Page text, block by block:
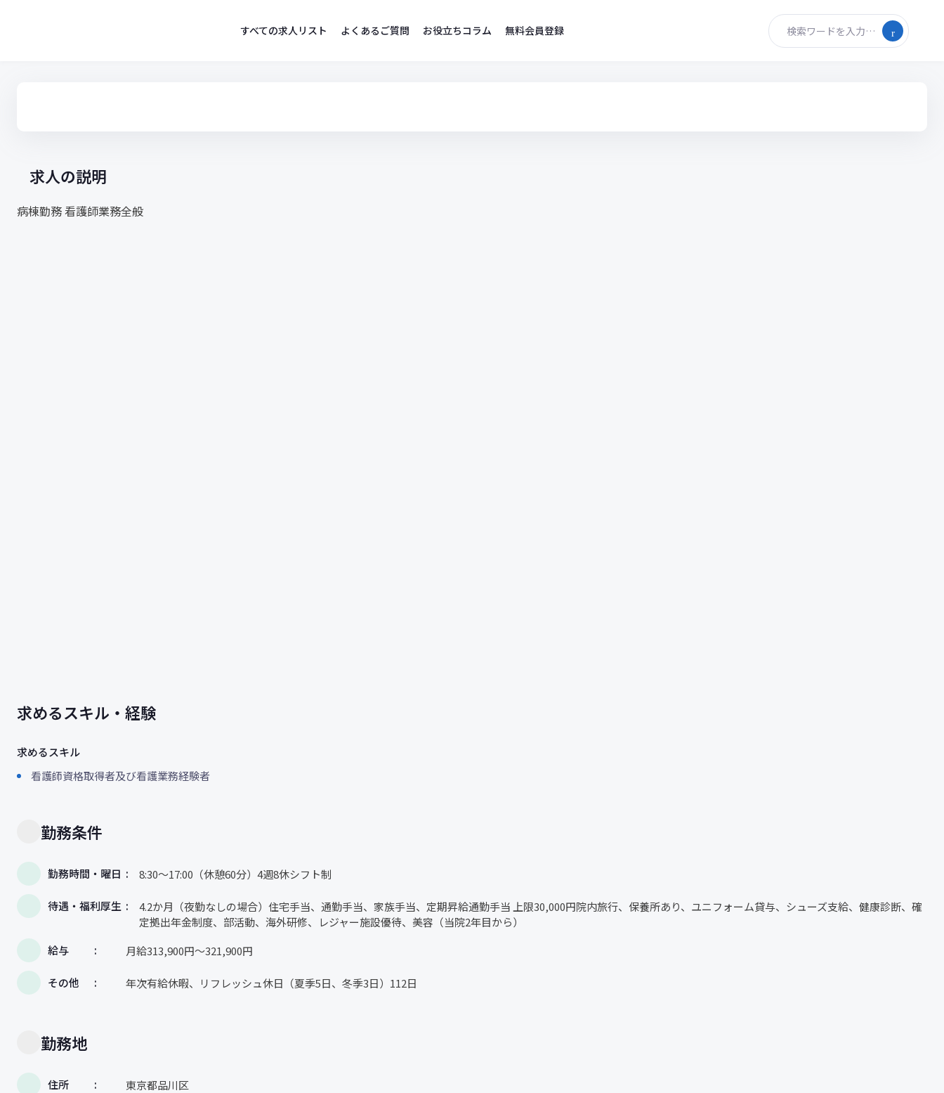
すべての求人リスト よくあるご質問 お役立ちコラム 無料会員登録 検索ワードを入力…
求人の説明
病棟勤務 看護師業務全般
求めるスキル・経験
求めるスキル
看護師資格取得者及び看護業務経験者
勤務条件
勤務時間・曜日 8:30〜17:00（休憩60分）4週8休シフト制
待遇・福利厚生
4.2か月（夜勤なしの場合）住宅手当、通勤手当、家族手当、定期昇給通勤手当 上限30,000円院内旅行、保養所あり、ユニフォーム貸与、シューズ支給、健康診断、確
定拠出年金制度、部活動、海外研修、レジャー施設優待、美容（当院2年目から）
給与
月給313,900円～321,900円
その他 年次有給休暇、リフレッシュ休日（夏季5日、冬季3日）112日
勤務地
住所 東京都品川区